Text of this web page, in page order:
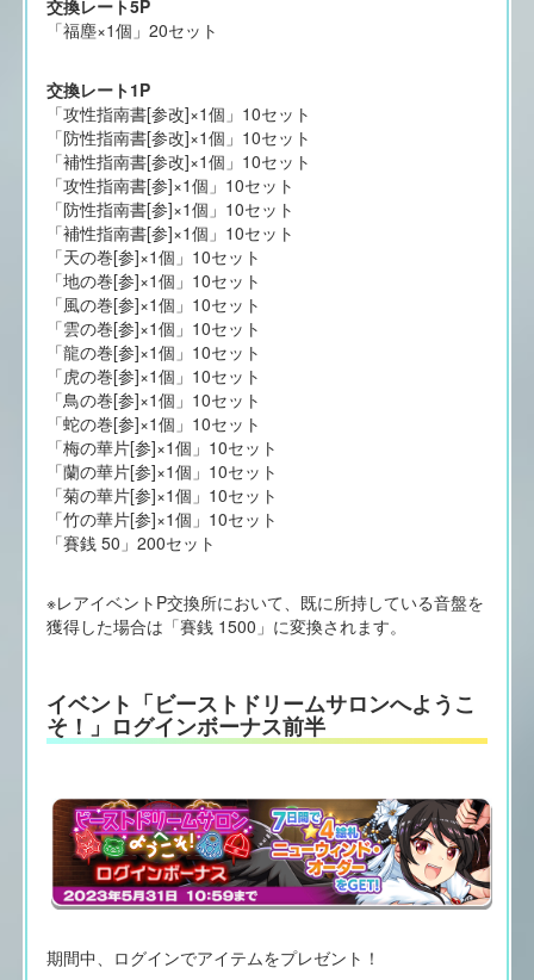
交換レート5P
「福塵×1個」20セット
交換レート1P
「攻性指南書[参改]×1個」10セット
「防性指南書[参改]×1個」10セット
「補性指南書[参改]×1個」10セット
「攻性指南書[参]×1個」10セット
「防性指南書[参]×1個」10セット
「補性指南書[参]×1個」10セット
「天の巻[参]×1個」10セット
「地の巻[参]×1個」10セット
「風の巻[参]×1個」10セット
「雲の巻[参]×1個」10セット
「龍の巻[参]×1個」10セット
「虎の巻[参]×1個」10セット
「鳥の巻[参]×1個」10セット
「蛇の巻[参]×1個」10セット
「梅の華片[参]×1個」10セット
「蘭の華片[参]×1個」10セット
「菊の華片[参]×1個」10セット
「竹の華片[参]×1個」10セット
「賽銭 50」200セット
※レアイベントP交換所において、既に所持している音盤を
獲得した場合は「賽銭 1500」に変換されます。
イベント「ビーストドリームサロンへようこ
そ！」ログインボーナス前半
期間中、ログインでアイテムをプレゼント！